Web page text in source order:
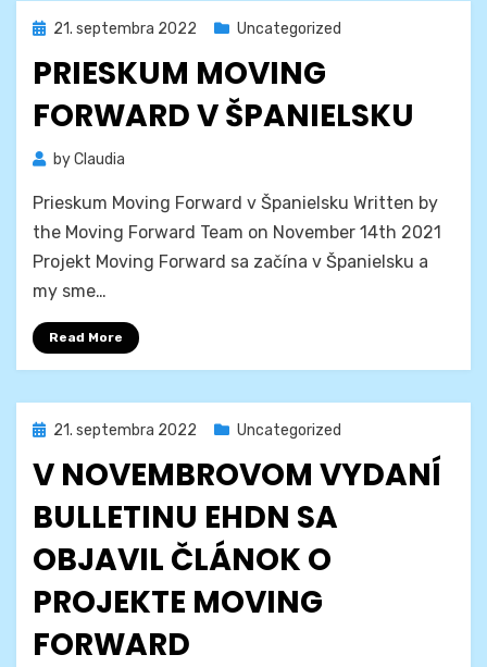
Posted
21. septembra 2022 Uncategorized
PRIESKUM MOVING
FORWARD V ŠPANIELSKU
byClaudia
Prieskum Moving Forward v Španielsku Written by
the Moving Forward Team on November 14th 2021
Projekt Moving Forward sa začína v Španielsku a
my sme…
Read More
Posted
21. septembra 2022 Uncategorized
V NOVEMBROVOM VYDANÍ
BULLETINU EHDN SA
OBJAVIL ČLÁNOK O
PROJEKTE MOVING
FORWARD